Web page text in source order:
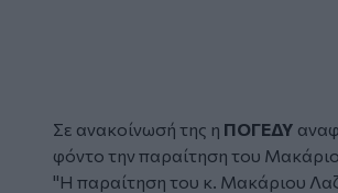
Σε ανακοίνωσή της η ΠΟΓΕΔΥ
φόντο την παραίτηση του
"Η παραίτηση του κ. Μακάριου